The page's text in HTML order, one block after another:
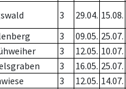
3 29.04. 15.08.
3 09.05. 25.07.
3 12.05. 10.07.
3 16.05. 25.07.
3 12.05. 14.07.